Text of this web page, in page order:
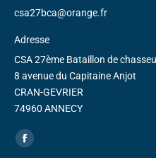
csa27bca@orange.fr
Adresse
CSA 27ème Bataillon de
8 avenue du Capitaine Anjot
CRAN-GEVRIER
74960 ANNECY
Trouvez nous sur :
Facebook